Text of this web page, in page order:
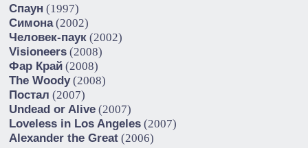
Спаун (1997)
Симона(2002)
Человек-паук (2002)
Visioneers (2008)
Фар Край (2008)
The Woody(2008)
Постал (2007)
Undead or Alive (2007)
Loveless in Los Angeles (2007)
Alexander the Great (2006)